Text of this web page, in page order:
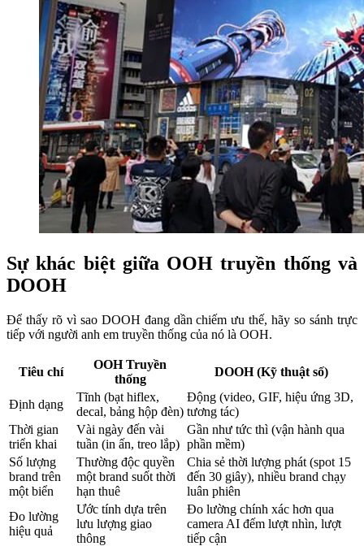
Sự khác biệt giữa OOH truyền thống và
DOOH
Để thấy rõ vì sao DOOH đang dần chiếm ưu thế, hãy so sánh trực
tiếp với người anh em truyền thống của nó là OOH.
Tiêu chí
OOH Truyền
thống
DOOH (Kỹ thuật số)
Định dạng
Tĩnh (bạt hiflex,
decal, bảng hộp đèn)
Động (video, GIF, hiệu ứng 3D,
tương tác)
Thời gian
triển khai
Vài ngày đến vài
tuần (in ấn, treo lắp)
Gần như tức thì (vận hành qua
phần mềm)
Số lượng
brand trên
một biển
Thường độc quyền
một brand suốt thời
hạn thuê
Chia sẻ thời lượng phát (spot 15
đến 30 giây), nhiều brand chạy
luân phiên
Đo lường
hiệu quả
Ước tính dựa trên
lưu lượng giao
thông
Đo lường chính xác hơn qua
camera AI đếm lượt nhìn, lượt
tiếp cận